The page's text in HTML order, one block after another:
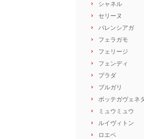
シャネル
セリーヌ
バレンシアガ
フェラガモ
フェリージ
フェンディ
プラダ
ブルガリ
ボッテガヴェネ
ミュウミュウ
ルイヴィトン
ロエベ